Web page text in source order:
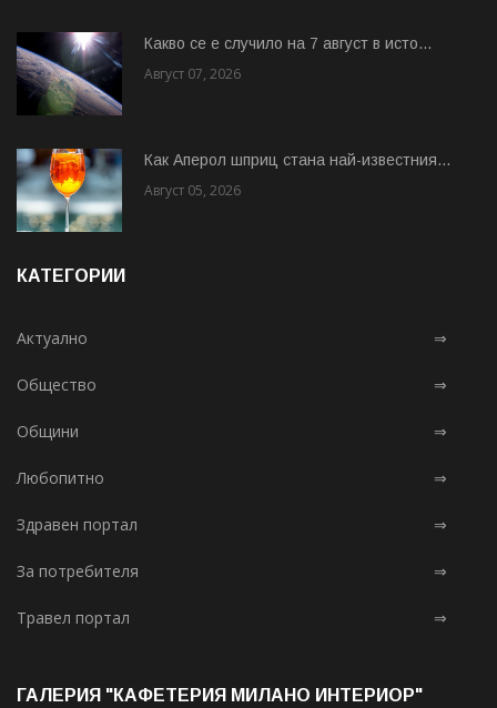
Какво се е случило на 7 август в исто...
Август 07, 2026
Как Аперол шприц стана най-известния...
Август 05, 2026
КАТЕГОРИИ
Актуално ⇒
Общество ⇒
Общини ⇒
Любопитно ⇒
Здравен портал ⇒
За потребителя ⇒
Травел портал ⇒
ГАЛЕРИЯ "КАФЕТЕРИЯ МИЛАНО ИНТЕРИОР"